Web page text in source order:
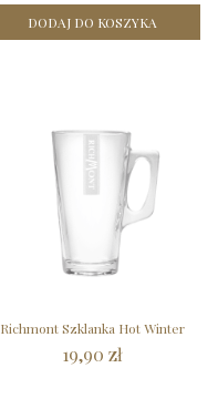
DODAJ DO KOSZYKA
Richmont Szklanka Hot Winter
19,90 zł